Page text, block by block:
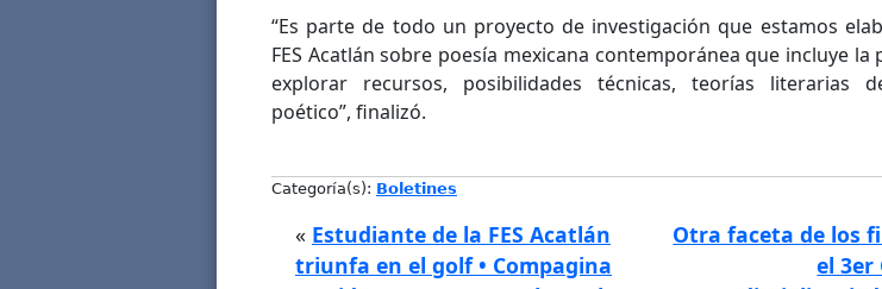
“Es parte de todo un proyecto de investigación que estamos
FES Acatlán sobre poesía mexicana contemporánea que incluye la
explorar recursos, posibilidades técnicas, teorías literarias
poético”, finalizó.
Categoría(s): Boletines
« Estudiante de la FES Acatlán
triunfa en el golf • Compagina
Otra faceta de los
el 3er